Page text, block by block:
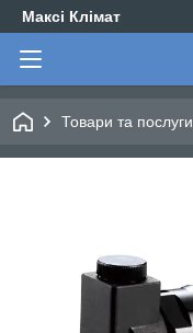
Максі Клімат
Товари та послуги